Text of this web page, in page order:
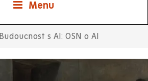
Menu
Budoucnost s AI: OSN o AI